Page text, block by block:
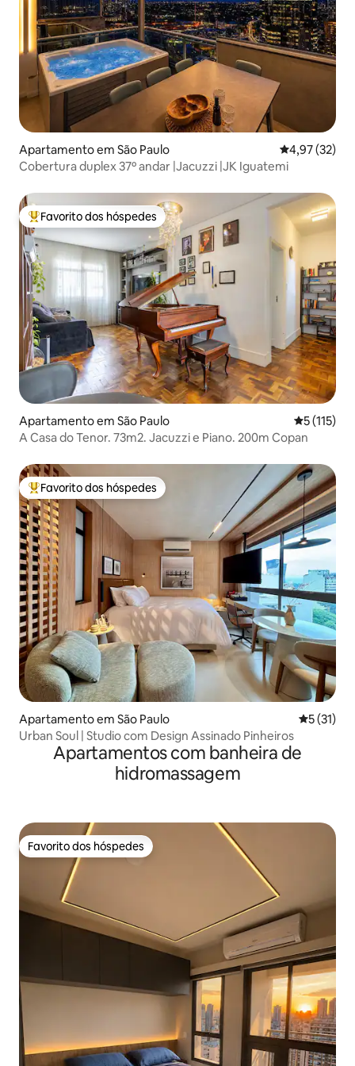
Apartamento em São Paulo Classificação
4,97 (32)
Cobertura duplex 37º andar |Jacuzzi |JK Iguatemi
Favoritos dos hóspedes mais apreciados
Favorito dos hóspedes
Apartamento em São Paulo
5 (115)
A Casa do Tenor. 73m2. Jacuzzi e Piano. 200m Copan
Favoritos dos hóspedes mais apreciados
Favorito dos hóspedes
Apartamento em São Paulo
5 (31)
Urban Soul | Studio com Design Assinado Pinheiros
Apartamentos com banheira de
hidromassagem
Favorito dos hóspedes
Favorito dos hóspedes